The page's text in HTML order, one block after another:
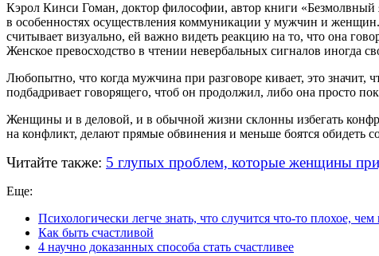
Кэрол Кинси Гоман, доктор философии, автор книги
в особенностях осуществления коммуникации у мужчин и
считывает визуально, ей важно видеть реакцию на то, что она
Женское превосходство в чтении невербальных сигналов иногда
Любопытно, что когда мужчина при разговоре кивает, это значит,
подбадривает говорящего, чтоб он продолжил, либо она просто
Женщины и в деловой, и в обычной жизни склонны избегать
на конфликт, делают прямые обвинения и меньше боятся обидеть
Читайте также: 5 глупых проблем, которые женщины
Еще:
Психологически легче знать, что случится что-то плохое,
Как быть счастливой
4 научно доказанных способа стать счастливее